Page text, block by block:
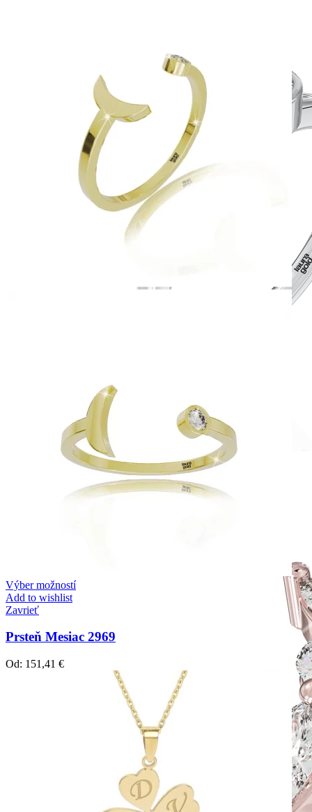
Romantic Collection
Zásnubné prstne z kolekcie Romantic.
Výber možností
Add to wishlist
Zavrieť
Prsteň Mesiac 2969
Od: 151,41 €